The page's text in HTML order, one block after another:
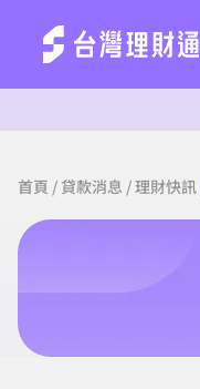
首頁 / 貸款消息 /理財快訊